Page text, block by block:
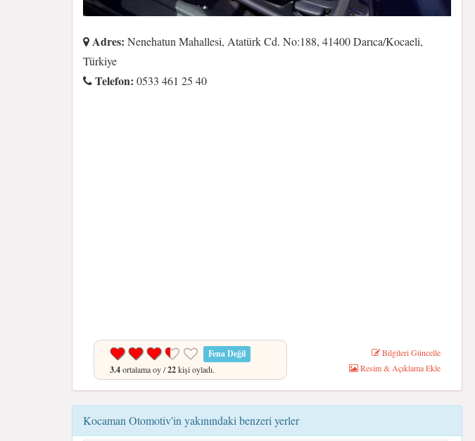
Adres: Nenehatun Mahallesi, Atatürk Cd. No:188, 41400 Darıca/Kocaeli,
Türkiye
Telefon: 0533 461 25 40
Fena Değil
3.4ortalama oy /22kişi oyladı.
Bilgileri Güncelle
Resim & Açıklama Ekle
Kocaman Otomotiv'in yakınındaki benzeri yerler